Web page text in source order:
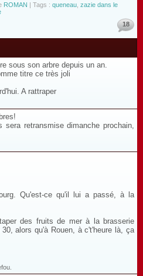
ROMAN | Tags : queneau zazie dans le
18
sous son arbre depuis un an.
titre ce très joli
A rattraper
retransmise dimanche prochain,
Qu'est-ce qu'il lui a passé, à la
des fruits de mer à la brasserie
alors qu'à Rouen, à c't'heure là, ça